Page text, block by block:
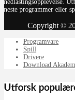
nedlastingsopplevelse.
neste programmer eller
Copyright ©
Programvare
Spill
Drivere
Download
Utforsk